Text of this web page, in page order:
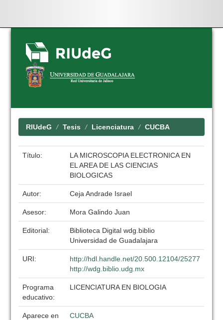
Skip
navigation
RIUdeG Tesis Licenciatura CUCBA
Título:
LA MICROSCOPIA ELECTRONICA EN
EL AREA DE LAS CIENCIAS
BIOLOGICAS
Autor: Ceja Andrade Israel
Asesor: Mora Galindo Juan
Editorial:
Biblioteca Digital wdg.biblio
Universidad de Guadalajara
URI:
http://hdl.handle.net/20.500.12104/25277
http://wdg.biblio.udg.mx
Programa
educativo:
LICENCIATURA EN BIOLOGIA
Aparece en
CUCBA